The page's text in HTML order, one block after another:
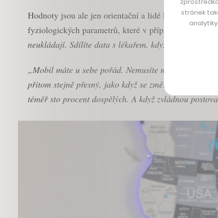
Hodnoty jsou ale jen orientační a lidé k nim proto i
fyziologických parametrů, které v případě potřeby
neukládají. Sdílíte data s lékařem, když sami chcete,“
„Mobil máte u sebe pořád. Nemusíte nikam jezdit,
přitom stejně přesný, jako když se změříte
téměř sto procent dospělých. A když zvládnou
stránek